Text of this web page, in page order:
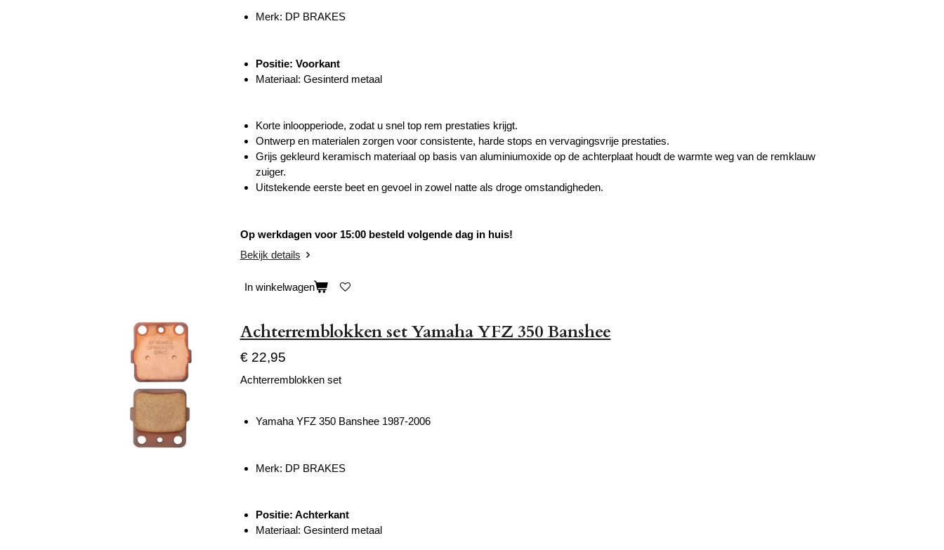
Merk: DP BRAKES
Positie: Voorkant
Materiaal: Gesinterd metaal
Korte inloopperiode, zodat u snel top rem prestaties krijgt.
Ontwerp en materialen zorgen voor consistente, harde stops en vervagingsvrije prestaties.
Grijs gekleurd keramisch materiaal op basis van aluminiumoxide op de achterplaat houdt de warmte weg van de remklauw
zuiger.
Uitstekende eerste beet en gevoel in zowel natte als droge omstandigheden.
Op werkdagen voor 15:00 besteld volgende dag in huis!
Bekijk details
In winkelwagen
Achterremblokken set Yamaha YFZ 350 Banshee
€ 22,95
Achterremblokken set
Yamaha YFZ 350 Banshee 1987-2006
Merk: DP BRAKES
Positie: Achterkant
Materiaal: Gesinterd metaal